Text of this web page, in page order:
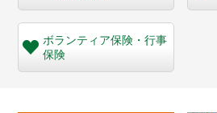
ボランティア保険・行事
保険